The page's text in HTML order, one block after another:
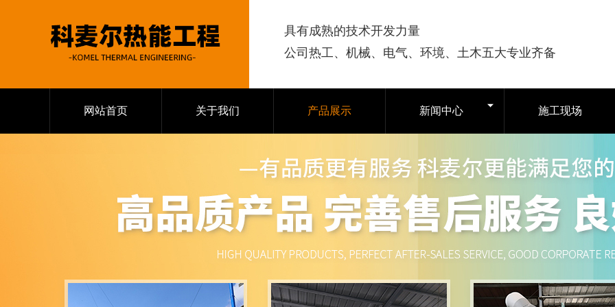
具有成熟的技术开发力量
公司热工、机械、电气、环境、土木五大专业齐备
网站首页 关于我们 产品展示 新闻中心 施工现场